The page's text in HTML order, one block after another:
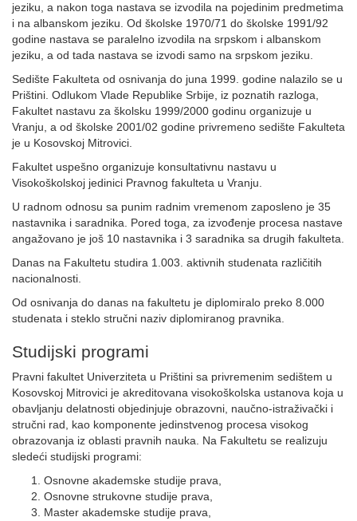
jeziku, a nakon toga nastava se izvodila na pojedinim predmetima
i na albanskom jeziku. Od školske 1970/71 do školske 1991/92
godine nastava se paralelno izvodila na srpskom i albanskom
jeziku, a od tada nastava se izvodi samo na srpskom jeziku.
Sedište Fakulteta od osnivanja do juna 1999. godine nalazilo se u
Prištini. Odlukom Vlade Republike Srbije, iz poznatih razloga,
Fakultet nastavu za školsku 1999/2000 godinu organizuje u
Vranju, a od školske 2001/02 godine privremeno sedište Fakulteta
je u Kosovskoj Mitrovici.
Fakultet uspešno organizuje konsultativnu nastavu u
Visokoškolskoj jedinici Pravnog fakulteta u Vranju.
U radnom odnosu sa punim radnim vremenom zaposleno je 35
nastavnika i saradnika. Pored toga, za izvođenje procesa nastave
angažovano je još 10 nastavnika i 3 saradnika sa drugih fakulteta.
Danas na Fakultetu studira 1.003. aktivnih studenata različitih
nacionalnosti.
Od osnivanja do danas na fakultetu je diplomiralo preko 8.000
studenata i steklo stručni naziv diplomiranog pravnika.
Studijski programi
Pravni fakultet Univerziteta u Prištini sa privremenim sedištem u
Kosovskoj Mitrovici je akreditovana visokoškolska ustanova koja u
obavljanju delatnosti objedinjuje obrazovni, naučno-istraživački i
stručni rad, kao komponente jedinstvenog procesa visokog
obrazovanja iz oblasti pravnih nauka. Na Fakultetu se realizuju
sledeći studijski programi:
Osnovne akademske studije prava,
Osnovne strukovne studije prava,
Master akademske studije prava,